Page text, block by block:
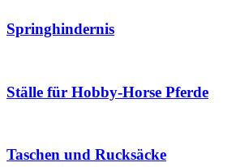
Springhindernis
Ställe für Hobby-Horse Pferde
Taschen und Rucksäcke